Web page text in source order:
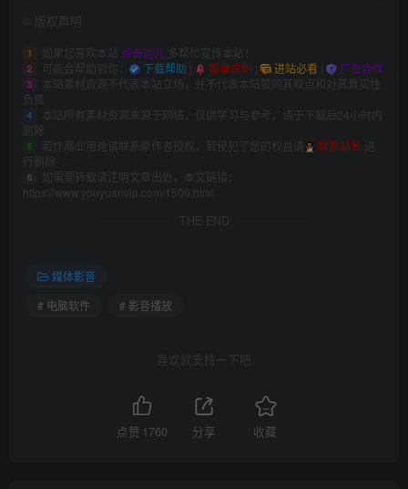
版权声明
1 如果您喜欢本站 点击这儿 多帮忙宣传本站！
2 可能会帮助到你： 下载帮助 报毒说明 | 进站必看 | 广告合作
3
本站素材资源不代表本站立场，并不代表本站赞同其观点和对其真实性
负责
4
本站所有素材资源来源于网络，仅供学习与参考，请于下载后24小时内
删除
5 若作商业用途请联系原作者授权，若侵犯了您的权益请 联系站长 进
行删除
6
如需要转载请注明文章出处，本文链接：
https://www.youyuanvip.com/1506.html
THE END
媒体影音
# 电脑软件
# 影音播放
喜欢就支持一下吧
点赞 1760 分享 收藏